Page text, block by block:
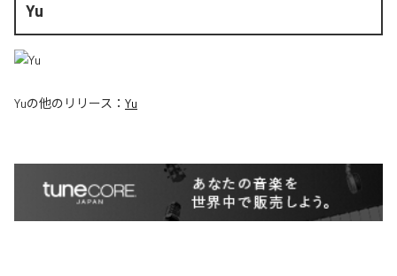
Yu
Yuの他のリリース： Yu